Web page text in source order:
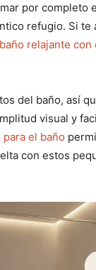
por completo
refugio. Si te
relajante
del baño, así
visual y
el baño
con estos